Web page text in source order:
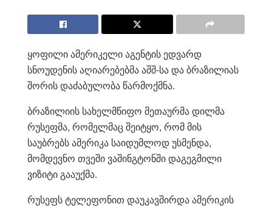
ყოფილი ამერიკელი აგენტის ედვარდ
სნოუდენის აღიარებებმა აშშ-სა და ბრაზილიას
შორის დაძაბულობა წარმოქმნა.
ბრაზილიის სახელმწიფო მეთაურმა დილმა
რუსეფმა, რომელმაც შეიტყო, რომ მის
საუბრებს ამერიკა საიდუმლოდ უსმენდა,
მომდევნო თვეში ვაშინგტონში დაგეგმილი
ვიზიტი გააუქმა.
რუსეფს ტელეფონით დაუკავშირდა ამერიკის